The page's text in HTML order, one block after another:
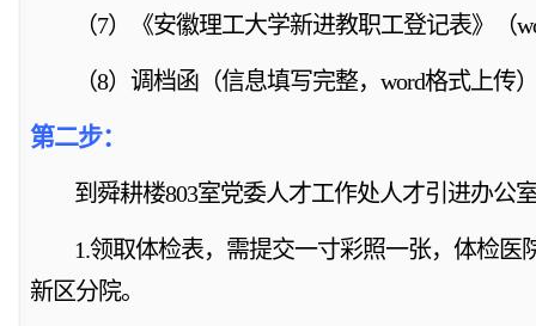
（7）《安徽理工大学新进教职工登记表》（
（8）调档函（信息填写完整， word格式上传
第二步：
到舜耕楼803室党委人才工作处人才引进办公
1.领取体检表，需提交一寸彩照一张，体检
新区分院。